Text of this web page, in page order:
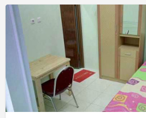
Kost
Pasutri
Furnished)
Lapros
Tebet